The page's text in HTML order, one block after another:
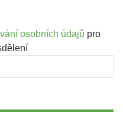
osobních údajů pro